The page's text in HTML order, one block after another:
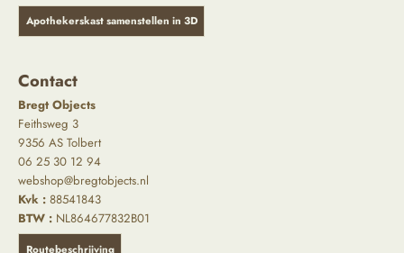
Apothekerskast samenstellen in 3D
Contact
Bregt Objects
Feithsweg 3
9356 AS Tolbert
06 25 30 12 94
webshop@bregtobjects.nl
Kvk : 88541843
BTW : NL864677832B01
Routebeschrijving